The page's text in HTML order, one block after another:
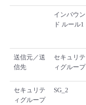
インバウン
ド ルール1
送信元／送
信先
セキュリテ
ィグループ
セキュリテ
ィグループ
SG_2